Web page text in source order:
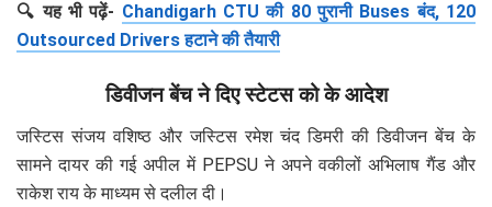
🔍 यह भी पढ़ें- Chandigarh CTU की 80 पुरानी Buses बंद, 120
Outsourced Drivers हटाने की तैयारी
डिवीजन बेंच ने दिए स्टेटस को के आदेश
जस्टिस संजय वशिष्ठ और जस्टिस रमेश चंद डिमरी की डिवीजन बेंच के
सामने दायर की गई अपील में PEPSU ने अपने वकीलों अभिलाष गैंड और
राकेश राय के माध्यम से दलील दी।